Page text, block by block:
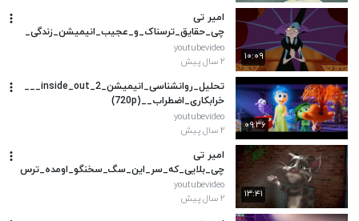
۱۰:۰۹
امیر تی
چی_حقایق_ترسناک_و_عجیب_انیمیشن_زندگی_
جدید_امپراطور_که_بچه_ها_نباید_بدونن_!❌
youtubevideo
۲ سال پیش
۰۹:۳۶
تحلیل_روانشناسی_انیمیشن_inside_out_2___
خرابکاری_اضطراب__(720p)
youtubevideo
۲ سال پیش
۱۳:۴۱
امیر تی
چی_بلایی_که_سر_این_سگ_سخنگو_اومده_ترس
ناک_و_چندش_آوره_حقایق_ترسناک_و_عجیب_
بازی_های_خاطرانگیز_قدیمی(480p)
youtubevideo
۲ سال پیش